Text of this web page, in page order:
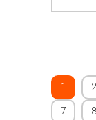
1 2
7 8